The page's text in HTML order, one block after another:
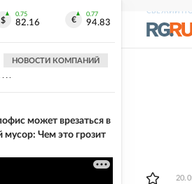
СВЕЖИЙ
0.75
82.16
0.77
94.83
НОВОСТИ КОМПАНИЙ
16,1 млн кв. м
может врезаться в
мусор: Чем это грозит